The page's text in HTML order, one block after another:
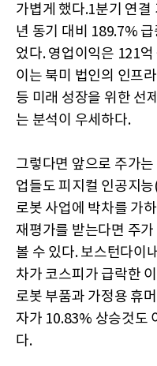
가볍게 했다.1분기 연결
년 동기 대비 189.7%
었다. 영업이익은 121
이는 북미 법인의 인프
등 미래 성장을 위한 선
는 분석이 우세하다.
그렇다면 앞으로 주가는
업들도 피지컬 인공지
로봇 사업에 박차를 가
재평가를 받는다면 주
볼 수 있다. 보스턴다이
차가 코스피가 급락한
로봇 부품과 가정용 휴
자가 10.83% 상승것도
다.